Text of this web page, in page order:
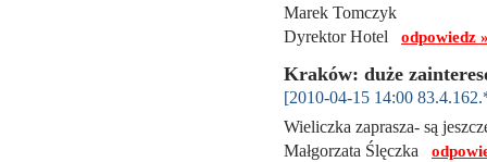
Marek Tomczyk
Dyrektor Hotel odpowiedz
Kraków: duże
[2010-04-15 14:00
Wieliczka zaprasza- są
Małgorzata Ślęczka